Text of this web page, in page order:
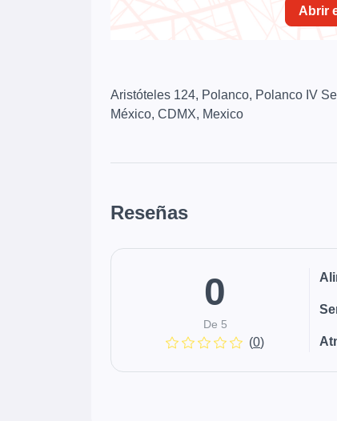
Abrir
Aristóteles 124, Polanco, Polanco IV
México, CDMX, Mexico
Reseñas
0
De 5
(0)